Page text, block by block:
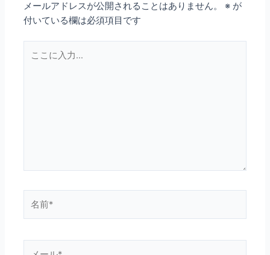
メールアドレスが公開されることはありません。 ※ が
付いている欄は必須項目です
こ